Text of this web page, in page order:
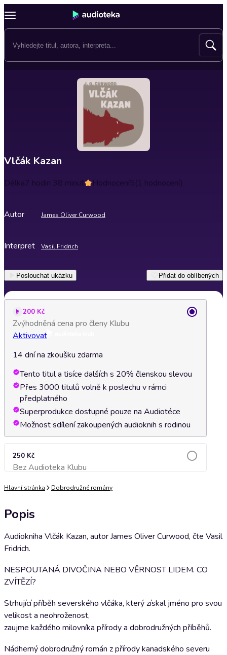
Vlčák Kazan
Délka7 hodin 38 minut Hodnocení5(1 hodnocení)
Autor James Oliver Curwood
Interpret Vasil Fridrich
Poslouchat ukázku Přidat do oblíbených
200 Kč
Zvýhodněná cena pro členy Klubu
Aktivovat
14 dní na zkoušku zdarma
Tento titul a tisíce dalších s 20% členskou slevou
Přes 3000 titulů volně k poslechu v rámci
předplatného
Superprodukce dostupné pouze na Audiotéce
Možnost sdílení zakoupených audioknih s rodinou
250 Kč
Bez Audioteka KlubuPřidat do košíku
Hlavní stránka Dobrodružné romány
Popis
Audiokniha Vlčák Kazan, autor James Oliver Curwood, čte Vasil
Fridrich.
NESPOUTANÁ DIVOČINA NEBO VĚRNOST LIDEM. CO
ZVÍTĚZÍ?
Strhující příběh severského vlčáka, který získal jméno pro svou
velikost a neohroženost,
zaujme každého milovníka přírody a dobrodružných příběhů.
Nádherný dobrodružný román z přírody kanadského severu